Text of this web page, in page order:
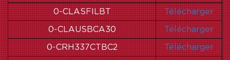
0-CLASFILBT Télécharger
0-CLAUSBCA30 Télécharger
0-CRH337CTBC2 Télécharger